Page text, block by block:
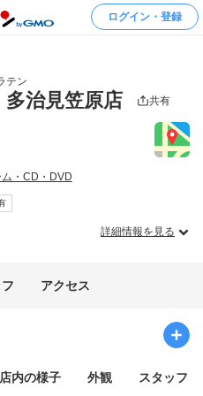
ログイン・登録
テン
治見笠原店 共有
・CD・DVD
詳細情報を見る
アクセス
店内の様子 外観 スタッフ